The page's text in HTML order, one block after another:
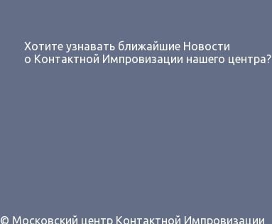
Хотите узнавать ближайшие Новости
о Контактной Импровизации нашего центра?
© Московский центр Контактной Импровизации